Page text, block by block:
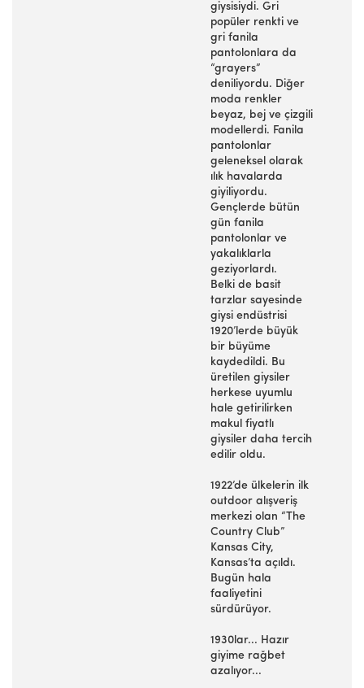
giysisiydi. Gri
popüler renkti ve
gri fanila
pantolonlara da
“grayers”
deniliyordu. Diğer
moda renkler
beyaz, bej ve çizgili
modellerdi. Fanila
pantolonlar
geleneksel olarak
ılık havalarda
giyiliyordu.
Gençlerde bütün
gün fanila
pantolonlar ve
yakalıklarla
geziyorlardı.
Belki de basit
tarzlar sayesinde
giysi endüstrisi
1920’lerde büyük
bir büyüme
kaydedildi. Bu
üretilen giysiler
herkese uyumlu
hale getirilirken
makul fiyatlı
giysiler daha tercih
edilir oldu.
1922’de ülkelerin ilk
outdoor alışveriş
merkezi olan “The
Country Club”
Kansas City,
Kansas’ta açıldı.
Bugün hala
faaliyetini
sürdürüyor.
1930lar... Hazır
giyime rağbet
azalıyor...